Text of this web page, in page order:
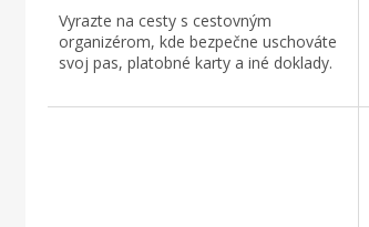
Vyrazte na cesty s cestovným
organizérom, kde bezpečne uschováte
svoj pas, platobné karty a iné doklady.